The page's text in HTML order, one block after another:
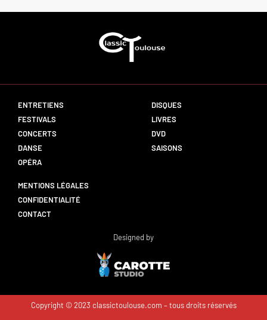
ENTRETIENS
FESTIVALS
CONCERTS
DANSE
OPÉRA
DISQUES
LIVRES
DVD
SAISONS
MENTIONS LÉGALES
CONFIDENTIALITÉ
CONTACT
Designed by
Copyright © 2023 classictoulouse.com – tous droits réservés